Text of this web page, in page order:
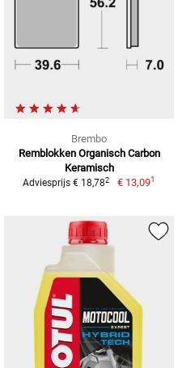
Brembo
Remblokken Organisch Carbon
Keramisch
Adviesprijs € 18,782 € 13,091